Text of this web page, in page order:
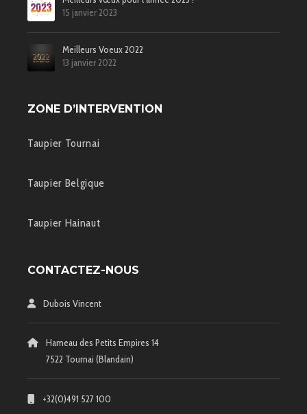
15 janvier 2023
Meilleurs Voeux 2022
13 janvier 2022
ZONE D’INTERVENTION
Taupier Tournai
Taupier Belgique
Taupier Hainaut
CONTACTEZ-NOUS
Dubois Vincent
Hameau des Petits Empires 14
7522 Tournai (Blandain)
+32(0)491 527 100